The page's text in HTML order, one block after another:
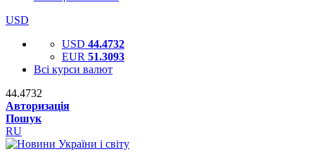
USD
USD 44.4732
EUR 51.3093
Всі курси валют
44.4732
Авторизація
Пошук
RU